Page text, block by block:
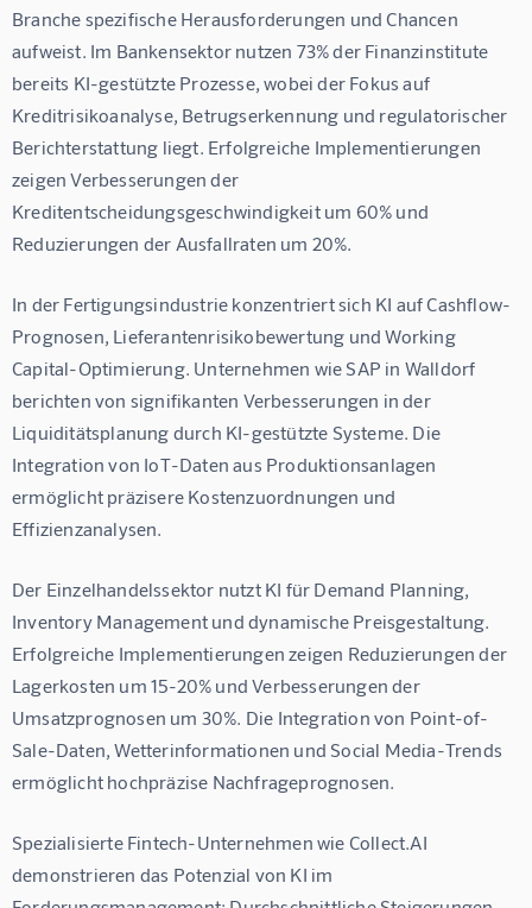
Branche spezifische Herausforderungen und Chancen
aufweist. Im Bankensektor nutzen 73% der Finanzinstitute
bereits KI-gestützte Prozesse, wobei der Fokus auf
Kreditrisikoanalyse, Betrugserkennung und regulatorischer
Berichterstattung liegt. Erfolgreiche Implementierungen
zeigen Verbesserungen der
Kreditentscheidungsgeschwindigkeit um 60% und
Reduzierungen der Ausfallraten um 20%.
In der Fertigungsindustrie konzentriert sich KI auf Cashflow-
Prognosen, Lieferantenrisikobewertung und Working
Capital-Optimierung. Unternehmen wie SAP in Walldorf
berichten von signifikanten Verbesserungen in der
Liquiditätsplanung durch KI-gestützte Systeme. Die
Integration von IoT-Daten aus Produktionsanlagen
ermöglicht präzisere Kostenzuordnungen und
Effizienzanalysen.
Der Einzelhandelssektor nutzt KI für Demand Planning,
Inventory Management und dynamische Preisgestaltung.
Erfolgreiche Implementierungen zeigen Reduzierungen der
Lagerkosten um 15-20% und Verbesserungen der
Umsatzprognosen um 30%. Die Integration von Point-of-
Sale-Daten, Wetterinformationen und Social Media-Trends
ermöglicht hochpräzise Nachfrageprognosen.
Spezialisierte Fintech-Unternehmen wie Collect.AI
demonstrieren das Potenzial von KI im